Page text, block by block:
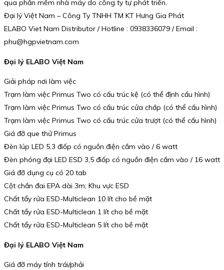
qua phần mềm nhà máy do công ty tự phát triển.
Đại lý Việt Nam – Công Ty TNHH TM KT Hưng Gia Phát
ELABO Viet Nam Distributor / Hotline : 0938336079 / Email :
phu@hgpvietnam.com
Đại lý ELABO Việt Nam
Giải pháp nơi làm việc
Trạm làm việc Primus Two có cấu trúc kệ (có thể định cấu hình)
Trạm làm việc Primus Two có cấu trúc cửa chớp (có thể cấu hình)
Trạm làm việc Primus Two có cấu trúc cửa trượt (có thể cấu hình)
Giá đỡ que thử Primus
Đèn lúp LED 5.3 điốp có nguồn điện cắm vào / 6 watt
Đèn phóng đại LED ESD 3,5 điốp có nguồn điện cắm vào / 16 watt
Giá đỡ dụng cụ có 20 tab
Cột chắn đai EPA dài 3m; Khu vực ESD
Chất tẩy rửa ESD-Multiclean 10 lít cho bề mặt
Chất tẩy rửa ESD-Multiclean 1 lít cho bề mặt
Chất tẩy rửa ESD-Multiclean 5 lít cho bề mặt
Đại lý ELABO Việt Nam
Giá đỡ máy tính trái/phải